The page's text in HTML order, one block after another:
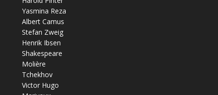
Yasmina Reza
Albert Camus
Stefan Zweig
Henrik Ibsen
Shakespeare
Molière
Tchekhov
Victor Hugo